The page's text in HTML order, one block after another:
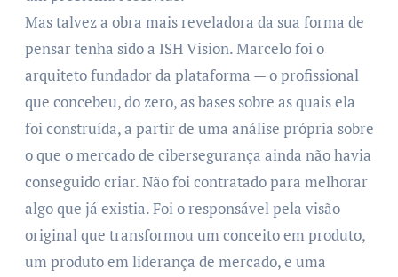
Mas talvez a obra mais reveladora da sua forma de
pensar tenha sido a ISH Vision. Marcelo foi o
arquiteto fundador da plataforma — o profissional
que concebeu, do zero, as bases sobre as quais ela
foi construída, a partir de uma análise própria sobre
o que o mercado de cibersegurança ainda não havia
conseguido criar. Não foi contratado para melhorar
algo que já existia. Foi o responsável pela visão
original que transformou um conceito em produto,
um produto em liderança de mercado, e uma